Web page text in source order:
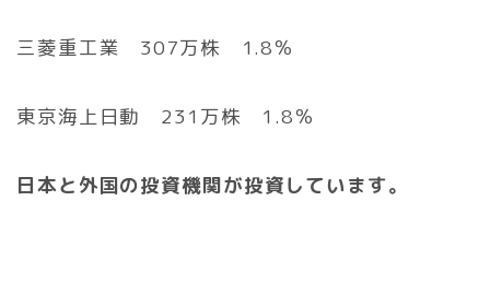
三菱重工業 307万株 1.8％
東京海上日動 231万株 1.8％
日本と外国の投資機関が投資しています。